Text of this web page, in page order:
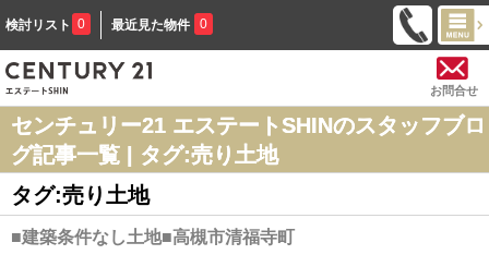
検討リスト 0 最近見た物件 0
お問合せ
センチュリー21 エステートSHINのスタッフブロ
グ記事一覧 | タグ:売り土地
タグ:売り土地
■建築条件なし土地■高槻市清福寺町